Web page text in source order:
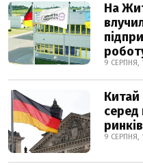
На
9 СЕРПНЯ,
Китай
серед
9 СЕРПНЯ,